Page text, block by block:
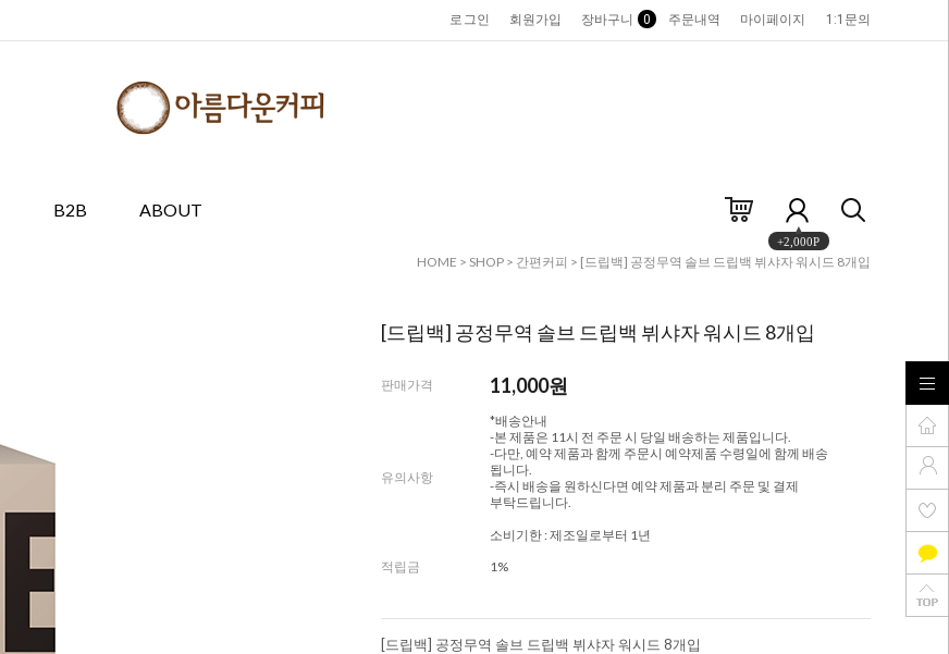
로그인 회원가입 장바구니 0 주문내역 마이페이지 1:1문의
B2B ABOUT
+2,000P
HOME > SHOP > 간편커피 > [드립백] 공정무역 솔브 드립백 뷔샤자 워시드 8개입
[드립백] 공정무역 솔브 드립백 뷔샤자 워시드 8개입
판매가격 11,000원
유의사항
*배송안내
-본 제품은 11시 전 주문 시 당일 배송하는 제품입니다.
-다만, 예약 제품과 함께 주문시 예약제품 수령일에 함께 배송
됩니다.
-즉시 배송을 원하신다면 예약 제품과 분리 주문 및 결제
부탁드립니다.
소비기한 : 제조일로부터 1년
적립금
1%
[드립백] 공정무역 솔브 드립백 뷔샤자 워시드 8개입